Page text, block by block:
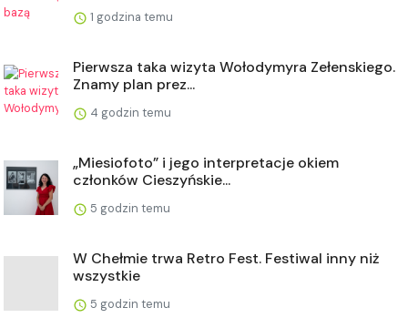
1 godzina temu
Pierwsza taka wizyta Wołodymyra Zełenskiego.
Znamy plan prez...
4 godzin temu
„Miesiofoto” i jego interpretacje okiem
członków Cieszyńskie...
5 godzin temu
W Chełmie trwa Retro Fest. Festiwal inny niż
wszystkie
5 godzin temu